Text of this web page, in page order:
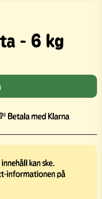
- 6 kg
Betala med Klarna
kan ske.
informationen på